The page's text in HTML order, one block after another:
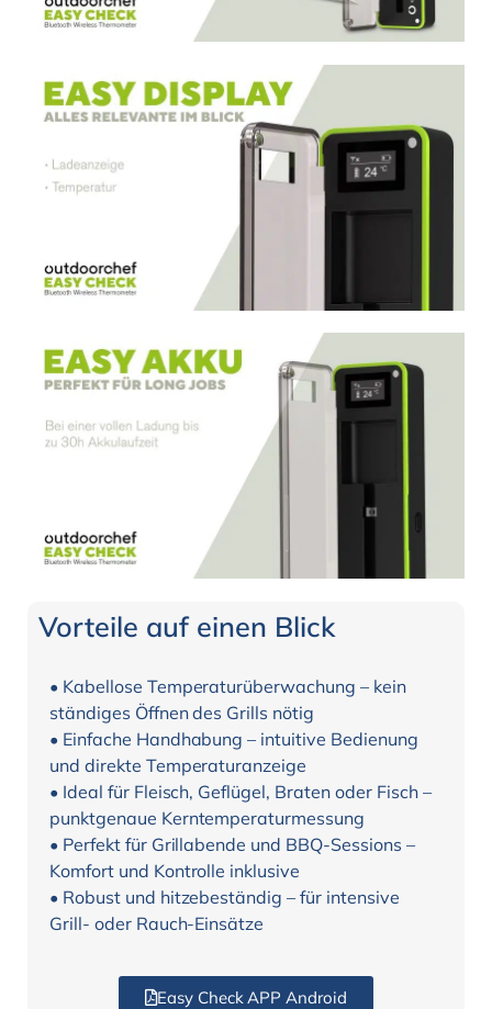
Vorteile auf einen Blick
• Kabellose Temperaturüberwachung – kein
ständiges Öffnen des Grills nötig
• Einfache Handhabung – intuitive Bedienung
und direkte Temperaturanzeige
• Ideal für Fleisch, Geflügel, Braten oder Fisch –
punktgenaue Kerntemperaturmessung
• Perfekt für Grillabende und BBQ-Sessions –
Komfort und Kontrolle inklusive
• Robust und hitzebeständig – für intensive
Grill- oder Rauch-Einsätze
Easy Check APP Android